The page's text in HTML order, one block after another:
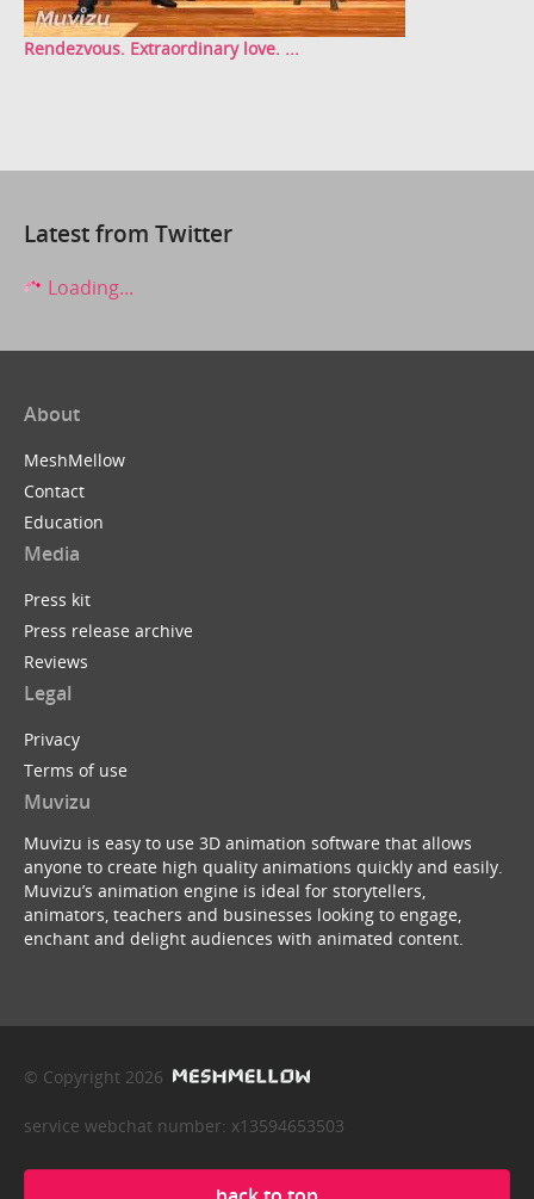
Rendezvous. Extraordinary love. ...
Latest from Twitter
Loading...
About
MeshMellow
Contact
Education
Media
Press kit
Press release archive
Reviews
Legal
Privacy
Terms of use
Muvizu
Muvizu is easy to use 3D animation software that allows
anyone to create high quality animations quickly and easily.
Muvizu’s animation engine is ideal for storytellers,
animators, teachers and businesses looking to engage,
enchant and delight audiences with animated content.
© Copyright 2026
service webchat number: x13594653503